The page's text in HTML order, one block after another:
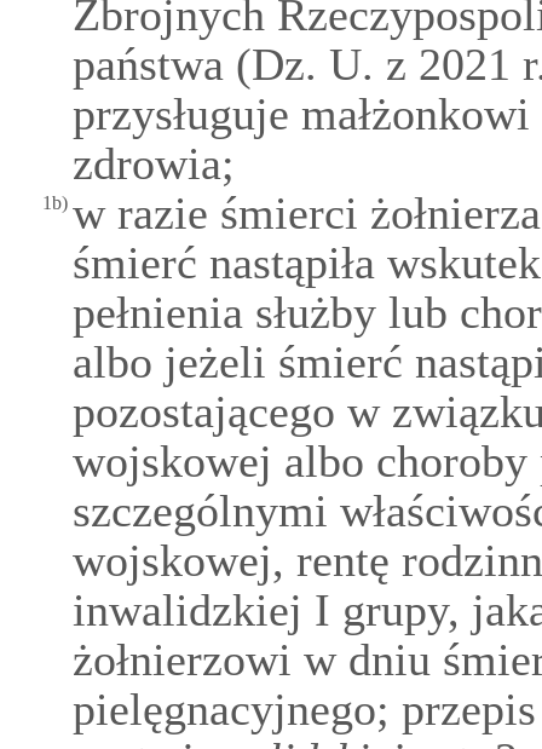
Zbrojnych
państwa (Dz. U. z 2021
przysługuje
zdrowia;
1b) w razie śmierci
śmierć nastąpiła
pełnienia służby lub
albo jeżeli śmierć
pozostającego w
wojskowej albo choroby
szczególnymi
wojskowej, rentę
inwalidzkiej I grupy,
żołnierzowi w dniu
pielęgnacyjnego; przepis